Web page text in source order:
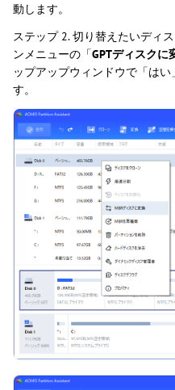
動します。
ステップ 2. 切り替えたいディ
ンメニューの「GPTディスクに
ップアップウィンドウで「は
す。